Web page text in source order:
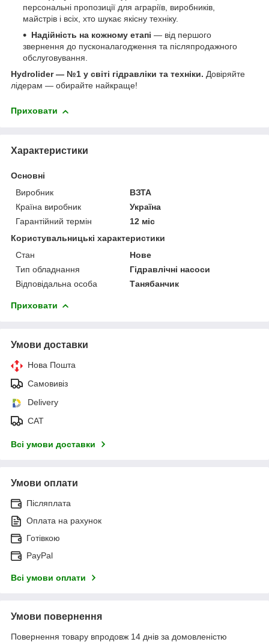
персональні пропозиції для аграріїв, виробників,
майстрів і всіх, хто шукає якісну техніку.
Надійність на кожному етапі — від першого
звернення до пусконалагодження та післяпродажного
обслуговування.
Hydrolider — №1 у світі гідравліки та техніки. Довіряйте
лідерам — обирайте найкраще!
Приховати
Характеристики
Основні
Виробник
ВЗТА
Країна виробник
Україна
Гарантійний термін
12 міс
Користувальницькі характеристики
Стан
Нове
Тип обладнання
Гідравлічні насоси
Відповідальна особа
Танябанчик
Приховати
Умови доставки
Нова Пошта
Самовивіз
Delivery
САТ
Всі умови доставки
Умови оплати
Післяплата
Оплата на рахунок
Готівкою
PayPal
Всі умови оплати
Умови повернення
Повернення товару впродовж 14 днів за домовленістю